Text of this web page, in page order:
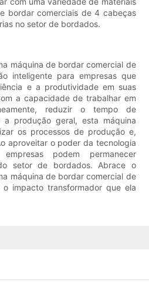
bordar comerciais de 4 cabeças
no setor de bordados.
máquina de bordar comercial de
inteligente para empresas que
e a produtividade em suas
a capacidade de trabalhar em
reduzir o tempo de
a produção geral, esta máquina
os processos de produção e,
aproveitar o poder da tecnologia
podem permanecer
setor de bordados. Abrace o
máquina de bordar comercial de
impacto transformador que ela